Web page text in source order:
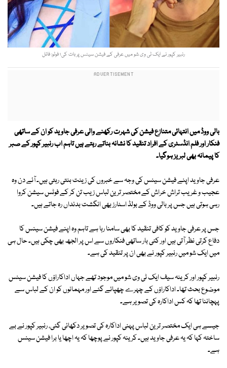
رنبیر کپور نے ایک ٹی وی شو میں عرفی کے فیشن سینس پر بات کی؛ فوٹو: فائل
بالی ووڈ میں انتہائی متنازع فیشن کی شہرت رکھنے والی عرفی جاوید کو ان کے ساتھی
فنکار اور فلم انڈسٹری کے افراد تنقید کا نشانہ بناتے رہتے ہیں تاہم اب رنبیر کپور کے صبر
کا پیمانہ بھی لبریز ہوگیا۔
عرفی جاوید اپنے فیشن سینس کی وجہ سے خبروں کی زینت بنتی رہتی ہیں۔ آئے دن وہ
عجیب و غریب تراش خراش کے مختصر ترین لباس زیب تن کر کے فوٹس سیشن کروا
رہی ہوتی ہیں جس پر بالی ووڈ کے بولڈ اسٹارز بھی انگشت بدنداں رہ جاتے ہیں۔
جس پر عرفی جاوید کو کافی تنقید کا بھی سامنا رہا ہے تاہم وہ اپنے فیشن سینس کا
دفاع کرتی نظر آتی ہیں اور کئی بار ساتھی فنکاروں سے اس پر الجھ بھی چکی ہیں۔ حال ہی
میں ایک شو میں رنبیر کپور نے بھی ان پر تنقید کی ہے۔
رنبیر کپور اور کرینہ سیف ایک ٹی وی شو میں موجود تھے جہاں اداکاراؤں کا فیشن سینس
موضوع بحث تھا۔ اداکاراؤں کے چہرے چھپائے گئے اور مہمانوں کو ان کے لباس سے
پہچاننا تھا کہ کس اداکارہ کی تصویر ہے۔
جیسے ہی ایک مختصر ترین لباس پہنی اداکارہ کی تصویر دکھائی گئی، رنبیر کپور نے بے
ساختہ کہا کہ یہ عرفی جاوید ہیں۔ کرینہ کپور نے پوچھا کہ یہ اچھا یا برا فیشن سینس
ہے۔